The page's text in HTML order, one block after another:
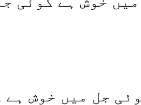
جل میں خوش ہے